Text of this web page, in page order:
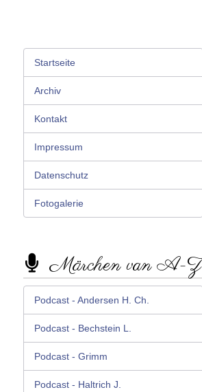
Startseite
Archiv
Kontakt
Impressum
Datenschutz
Fotogalerie
Märchen van A-Z
Podcast - Andersen H. Ch.
Podcast - Bechstein L.
Podcast - Grimm
Podcast - Haltrich J.